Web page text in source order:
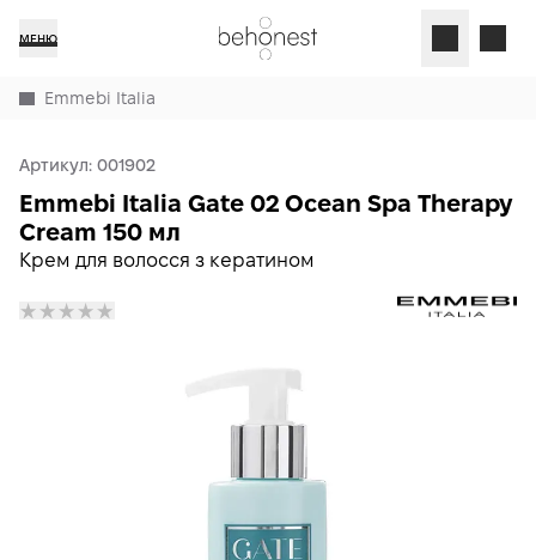
МЕНЮ
Emmebi Italia
Артикул: 001902
Крем для волосся з кератином
Emmebi Italia Gate 02 Ocean Spa Therapy
Cream 150 мл